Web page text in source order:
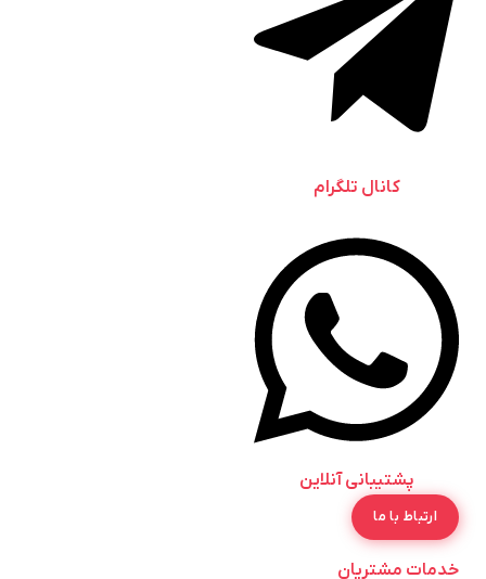
کانال تلگرام
پشتیبانی آنلاین
ارتباط با ما
خدمات مشتریان